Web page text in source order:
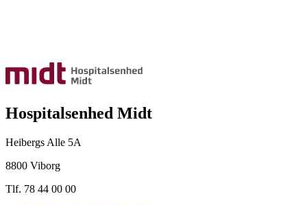
Hospitalsenhed Midt
Heibergs Alle 5A
8800 Viborg
Tlf. 78 44 00 00